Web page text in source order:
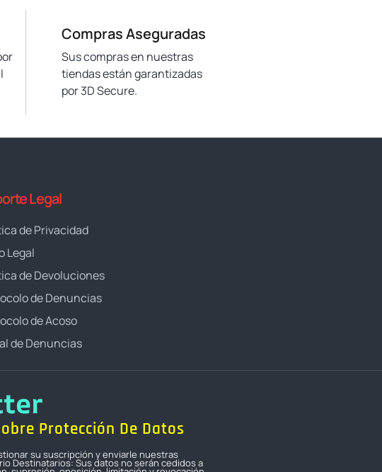
Compras Aseguradas
Sus compras en nuestras
tiendas están garantizadas
por 3D Secure.
Legal
de Privacidad
Legal
de Devoluciones
de Denuncias
de Acoso
de Denuncias
Protección De Datos
su suscripción y enviarle nuestras
Destinatarios: Sus datos no serán cedidos a